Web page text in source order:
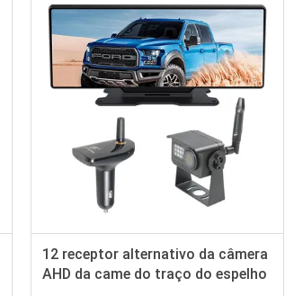
12 receptor alternativo da câmera
AHD da came do traço do espelho